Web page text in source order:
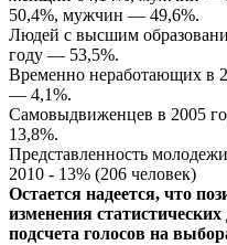
50,4%, мужчин — 49,6%.
Людей с высшим
году — 53,5%.
Временно неработающих в
— 4,1%.
Самовыдвиженцев в 2005
13,8%.
Представленность
2010 - 13% (206 человек)
Остается надеется, что
изменения
подсчета голосов на